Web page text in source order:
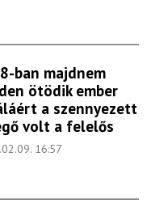
ban majdnem
ötödik ember
a szennyezett
volt a felelős
16:57